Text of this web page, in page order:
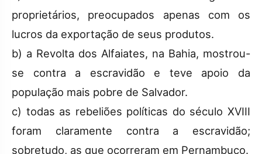
proprietários, preocupados apenas com os
lucros da exportação de seus produtos.
b) a Revolta dos Alfaiates, na Bahia, mostrou-
se contra a escravidão e teve apoio da
população mais pobre de Salvador.
c) todas as rebeliões políticas do século XVIII
foram claramente contra a escravidão;
sobretudo, as que ocorreram em Pernambuco.